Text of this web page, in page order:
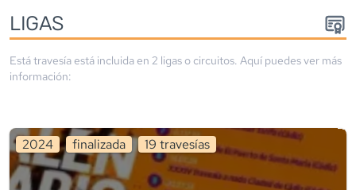
LIGAS
Está travesía está incluida en 2 ligas o circuitos. Aquí puedes ver más
información:
2024 finalizada 19 travesías